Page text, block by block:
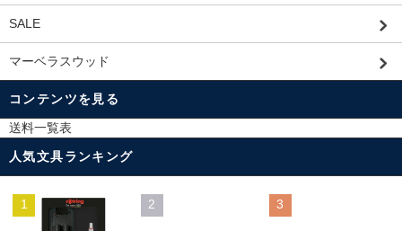
SALE
マーベラスウッド
コンテンツを見る
送料一覧表
人気文具ランキング
1 2 3